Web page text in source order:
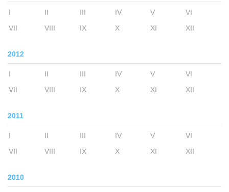
I II III IV V
VI
VII
VIII IX X XI XII
2012
I II III IV V
VI
VII
VIII IX X XI XII
2011
I II III IV V
VI
VII
VIII IX X XI XII
2010